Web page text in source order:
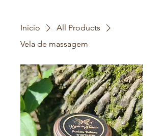
Início
All Products
Vela de massagem